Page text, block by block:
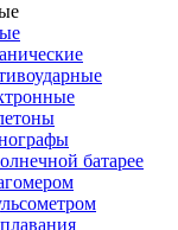
батарее